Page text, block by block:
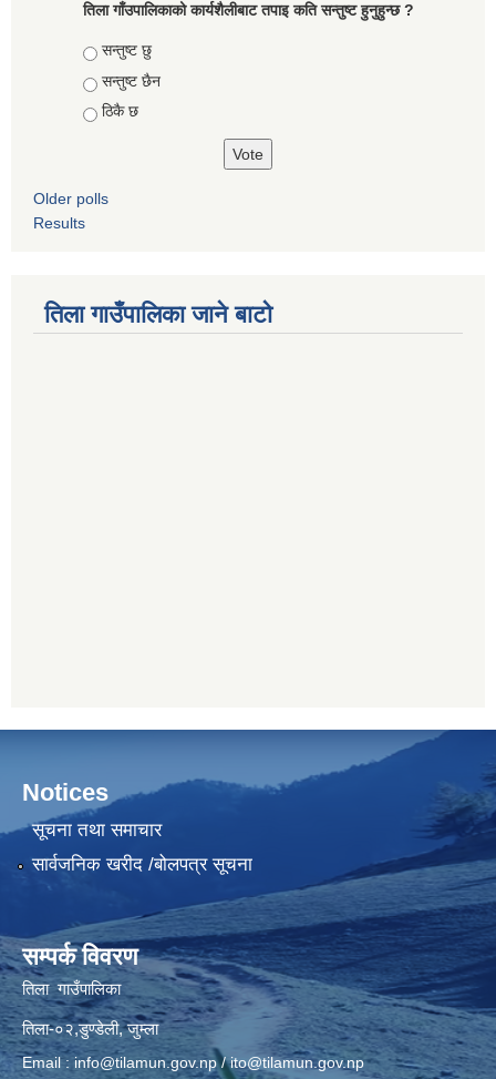
तिला गाँउपालिकाको कार्यशैलीबाट तपाइ कति सन्तुष्ट हुनुहुन्छ ?
Choices
सन्तुष्ट छु
सन्तुष्ट छैन
ठिकै छ
Older polls
Results
तिला गाउँपालिका जाने बाटो
Notices
सूचना तथा समाचार
सार्वजनिक खरीद /बोलपत्र सूचना
सम्पर्क विवरण
तिला गाउँपालिका
तिला-०२,डुण्डेली, जुम्ला
Email : info@tilamun.gov.np/ito@tilamun.gov.np